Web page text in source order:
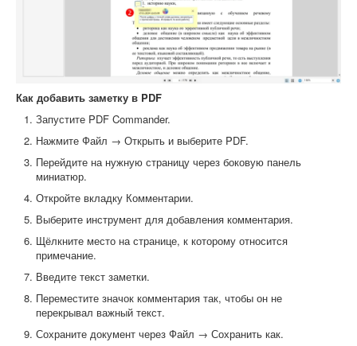
Как добавить заметку в PDF
Запустите PDF Commander.
Нажмите Файл → Открыть и выберите PDF.
Перейдите на нужную страницу через боковую панель
миниатюр.
Откройте вкладку Комментарии.
Выберите инструмент для добавления комментария.
Щёлкните место на странице, к которому относится
примечание.
Введите текст заметки.
Переместите значок комментария так, чтобы он не
перекрывал важный текст.
Сохраните документ через Файл → Сохранить как.